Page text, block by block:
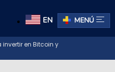
EN MENÚ
invertir en Bitcoin y